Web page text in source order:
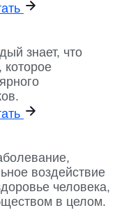
знает, что
которое
воздействие
человека,
в целом.